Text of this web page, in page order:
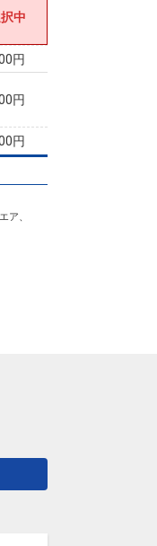
中
円
円
円
ア、